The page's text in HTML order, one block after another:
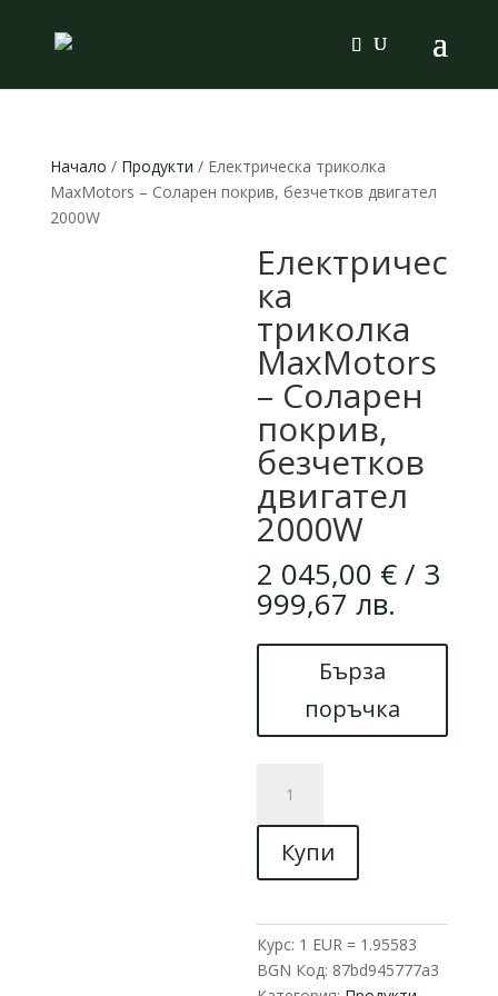
Начало / Продукти / Електрическа триколка
MaxMotors – Соларен покрив, безчетков двигател
2000W
Електричес
ка
триколка
MaxMotors
– Соларен
покрив,
безчетков
двигател
2000W
2 045,00 €/ 3
999,67 лв.
Бърза
поръчка
Електрическа
триколка
MaxMotors
Соларен
покрив,
безчетков
Купи
Курс: 1 EUR = 1.95583
BGN Код: 87bd945777a3